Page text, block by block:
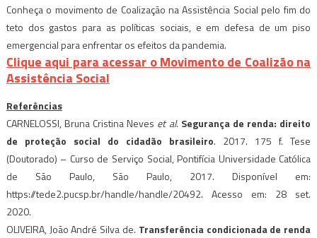
Conheça o movimento de Coalização na Assistência Social pelo fim do
teto dos gastos para as políticas sociais, e em defesa de um piso
emergencial para enfrentar os efeitos da pandemia.
Clique aqui para acessar o Movimento de Coalizão na
Assistência Social
Referências
CARNELOSSI, Bruna Cristina Neves et al. Segurança de renda: direito
de proteção social do cidadão brasileiro. 2017. 175 f. Tese
(Doutorado) – Curso de Serviço Social, Pontifícia Universidade Católica
de São Paulo, São Paulo, 2017. Disponível em:
https://tede2.pucsp.br/handle/handle/20492. Acesso em: 28 set.
2020.
OLIVEIRA, João André Silva de. Transferência condicionada de renda